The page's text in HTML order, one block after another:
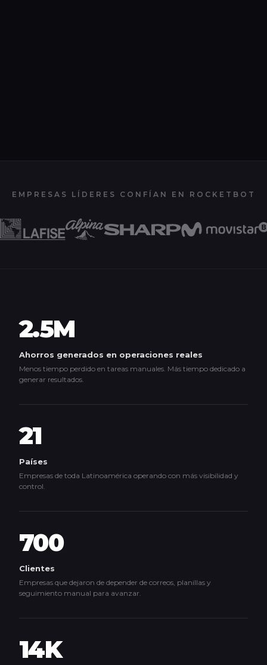
EMPRESAS LÍDERES CONFÍAN EN ROCKETBOT
2.5M
Ahorros generados en operaciones reales
Menos tiempo perdido en tareas manuales. Más tiempo dedicado a
generar resultados.
21
Países
Empresas de toda Latinoamérica operando con más visibilidad y
control.
700
Clientes
Empresas que dejaron de depender de correos, planillas y
seguimiento manual para avanzar.
14K